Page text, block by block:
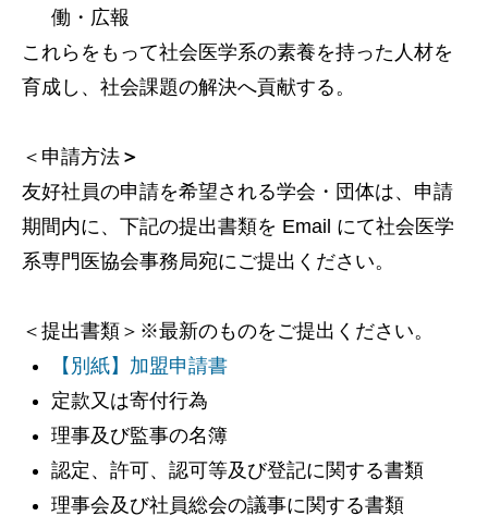
働・広報
これらをもって社会医学系の素養を持った人材を
育成し、社会課題の解決へ貢献する。
＜申請方法 ＞
友好社員の申請を希望される学会・団体は、申請
期間内に、下記の提出書類を Email にて社会医学
系専門医協会事務局宛にご提出ください。
＜提出書類＞※最新のものをご提出ください。
【別紙】加盟申請書
定款又は寄付行為
理事及び監事の名簿
認定、許可、認可等及び登記に関する書類
理事会及び社員総会の議事に関する書類